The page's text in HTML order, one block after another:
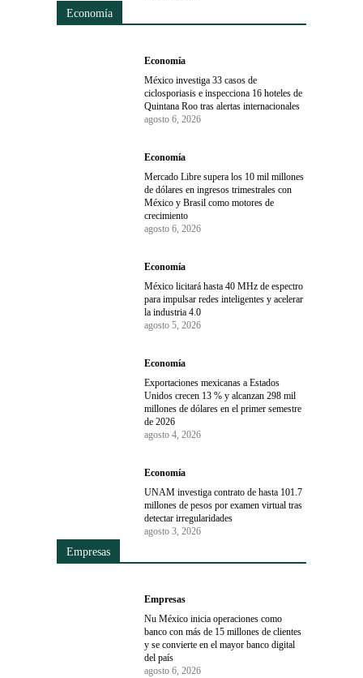
Economía
Economía
México investiga 33 casos de
ciclosporiasis e inspecciona 16 hoteles de
Quintana Roo tras alertas internacionales
agosto 6, 2026
Economía
Mercado Libre supera los 10 mil millones
de dólares en ingresos trimestrales con
México y Brasil como motores de
crecimiento
agosto 6, 2026
Economía
México licitará hasta 40 MHz de espectro
para impulsar redes inteligentes y acelerar
la industria 4.0
agosto 5, 2026
Economía
Exportaciones mexicanas a Estados
Unidos crecen 13 % y alcanzan 298 mil
millones de dólares en el primer semestre
de 2026
agosto 4, 2026
Economía
UNAM investiga contrato de hasta 101.7
millones de pesos por examen virtual tras
detectar irregularidades
agosto 3, 2026
Empresas
Empresas
Nu México inicia operaciones como
banco con más de 15 millones de clientes
y se convierte en el mayor banco digital
del país
agosto 6, 2026